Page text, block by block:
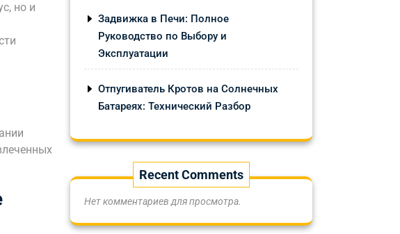
но и
Задвижка в Печи: Полное
Руководство по Выбору и
Эксплуатации
Отпугиватель Кротов на Солнечных
Батареях: Технический Разбор
Recent Comments
Нет комментариев для просмотра.